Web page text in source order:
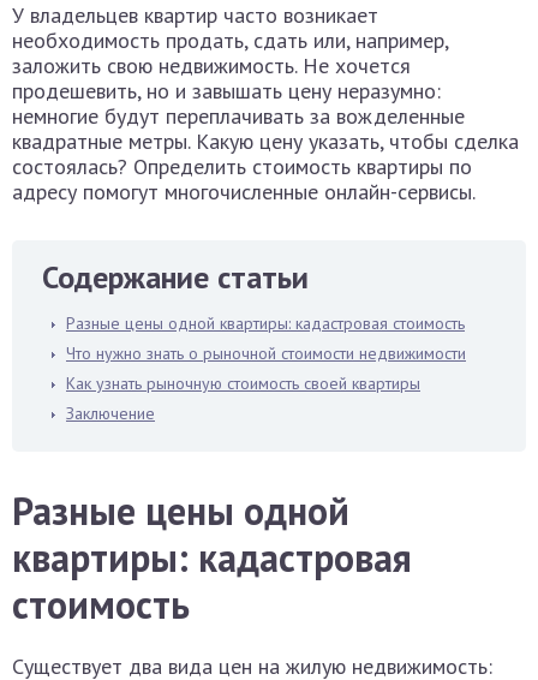
У владельцев квартир часто возникает
необходимость продать, сдать или, например,
заложить свою недвижимость. Не хочется
продешевить, но и завышать цену неразумно:
немногие будут переплачивать за вожделенные
квадратные метры. Какую цену указать, чтобы сделка
состоялась? Определить стоимость квартиры по
адресу помогут многочисленные онлайн-сервисы.
Содержание статьи
Разные цены одной квартиры: кадастровая стоимость
Что нужно знать о рыночной стоимости недвижимости
Как узнать рыночную стоимость своей квартиры
Заключение
Разные цены одной
квартиры: кадастровая
стоимость
Существует два вида цен на жилую недвижимость: